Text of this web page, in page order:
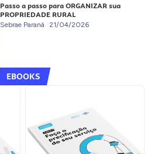
Passo a passo para ORGANIZAR sua
PROPRIEDADE RURAL
Sebrae Paraná 21/04/2026
EBOOKS